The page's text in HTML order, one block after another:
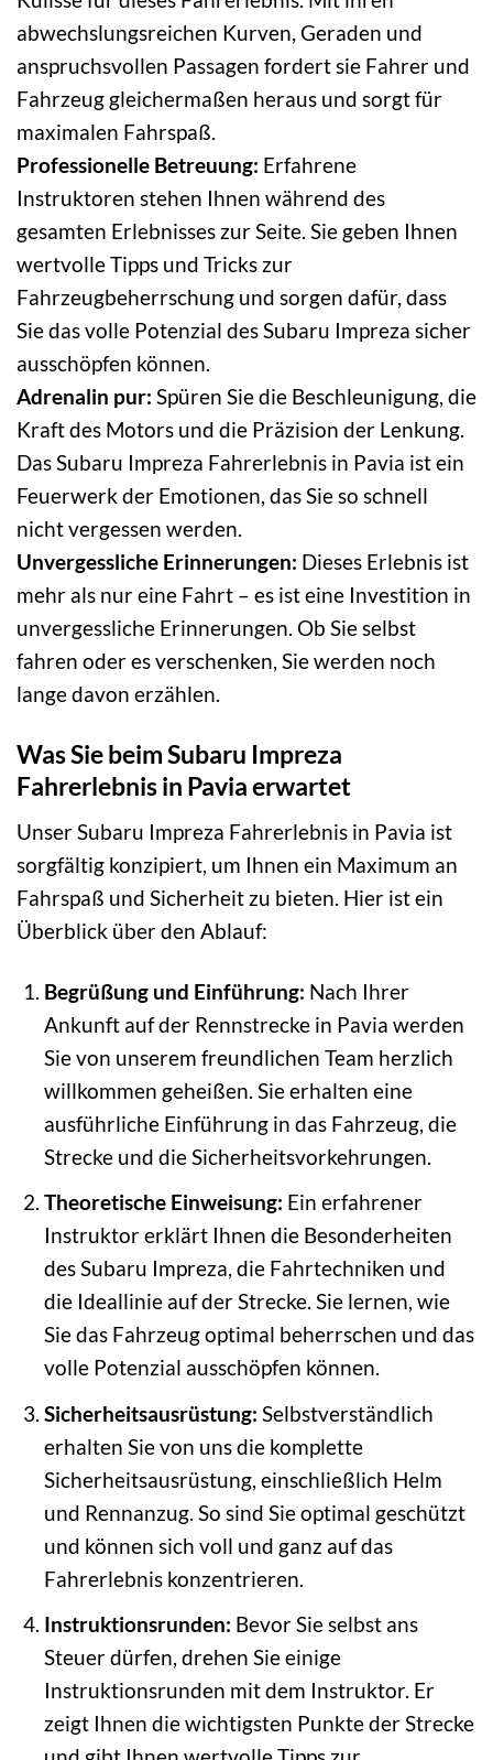
abwechslungsreichen Kurven, Geraden und
anspruchsvollen Passagen fordert sie Fahrer und
Fahrzeug gleichermaßen heraus und sorgt für
maximalen Fahrspaß.
Professionelle Betreuung: Erfahrene
Instruktoren stehen Ihnen während des
gesamten Erlebnisses zur Seite. Sie geben Ihnen
wertvolle Tipps und Tricks zur
Fahrzeugbeherrschung und sorgen dafür, dass
Sie das volle Potenzial des Subaru Impreza sicher
ausschöpfen können.
Adrenalin pur: Spüren Sie die Beschleunigung, die
Kraft des Motors und die Präzision der Lenkung.
Das Subaru Impreza Fahrerlebnis in Pavia ist ein
Feuerwerk der Emotionen, das Sie so schnell
nicht vergessen werden.
Unvergessliche Erinnerungen: Dieses Erlebnis ist
mehr als nur eine Fahrt – es ist eine Investition in
unvergessliche Erinnerungen. Ob Sie selbst
fahren oder es verschenken, Sie werden noch
lange davon erzählen.
Was Sie beim Subaru Impreza
Fahrerlebnis in Pavia erwartet
Unser Subaru Impreza Fahrerlebnis in Pavia ist
sorgfältig konzipiert, um Ihnen ein Maximum an
Fahrspaß und Sicherheit zu bieten. Hier ist ein
Überblick über den Ablauf:
Begrüßung und Einführung: Nach Ihrer
Ankunft auf der Rennstrecke in Pavia werden
Sie von unserem freundlichen Team herzlich
willkommen geheißen. Sie erhalten eine
ausführliche Einführung in das Fahrzeug, die
Strecke und die Sicherheitsvorkehrungen.
Theoretische Einweisung: Ein erfahrener
Instruktor erklärt Ihnen die Besonderheiten
des Subaru Impreza, die Fahrtechniken und
die Ideallinie auf der Strecke. Sie lernen, wie
Sie das Fahrzeug optimal beherrschen und das
volle Potenzial ausschöpfen können.
Sicherheitsausrüstung: Selbstverständlich
erhalten Sie von uns die komplette
Sicherheitsausrüstung, einschließlich Helm
und Rennanzug. So sind Sie optimal geschützt
und können sich voll und ganz auf das
Fahrerlebnis konzentrieren.
Instruktionsrunden: Bevor Sie selbst ans
Steuer dürfen, drehen Sie einige
Instruktionsrunden mit dem Instruktor. Er
zeigt Ihnen die wichtigsten Punkte der Strecke